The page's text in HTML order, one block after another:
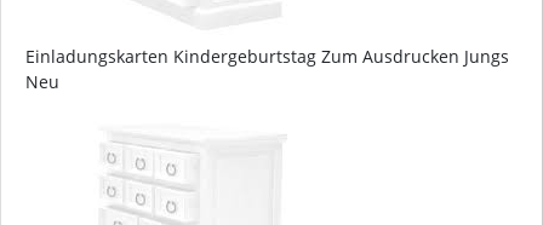
Einladungskarten Kindergeburtstag Zum Ausdrucken Jungs
Neu